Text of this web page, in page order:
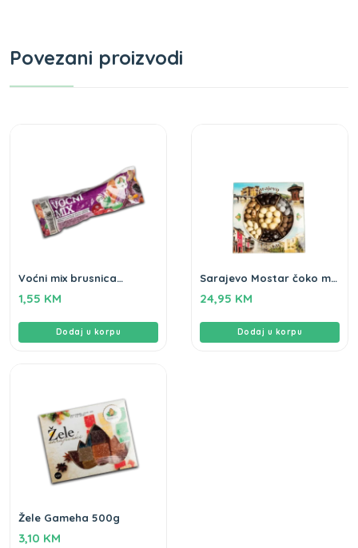
Povezani proizvodi
Voćni mix brusnica
1,55 KM
Dodaj u korpu
Sarajevo Mostar čoko mix
24,95 KM
Dodaj u korpu
Žele Gameha 500g
3,10 KM